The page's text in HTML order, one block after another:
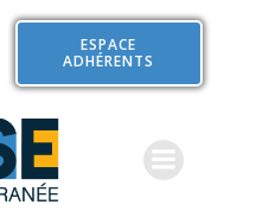
Aller
contenu
ESPACE
ADHÉRENTS